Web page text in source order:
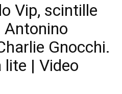
Vip, scintille
Gnocchi.
lite | Video